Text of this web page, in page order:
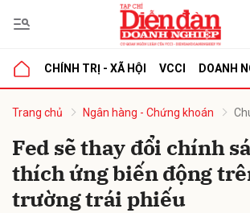
CHÍNH TRỊ - XÃ HỘI VCCI DOANH
Trang chủ Ngân hàng - Chứng khoán
Fed sẽ thay đổi chính
thích ứng biến động
trường trái phiếu
luận